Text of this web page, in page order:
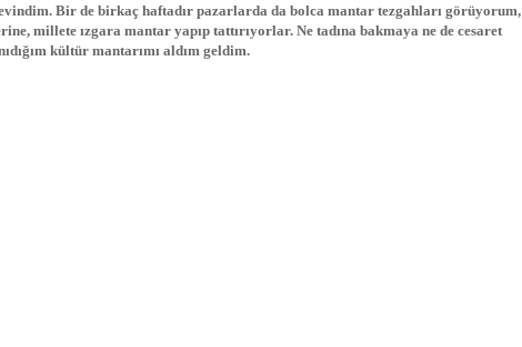
Bir de birkaç haftadır pazarlarda da bolca mantar tezgahları görüyorum,
millete ızgara mantar yapıp tattırıyorlar. Ne tadına bakmaya ne de cesaret
kültür mantarımı aldım geldim.